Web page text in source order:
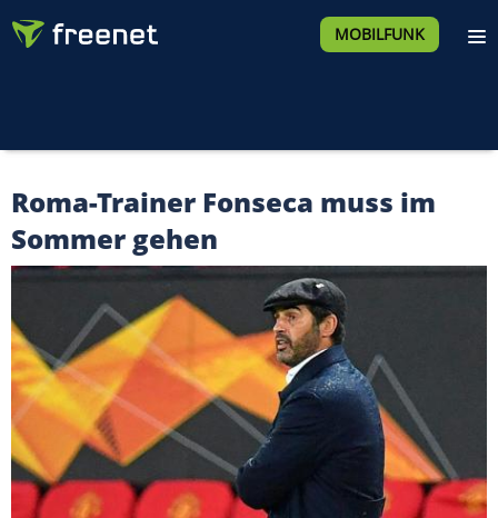
MOBILFUNK
Roma-Trainer Fonseca muss im
Sommer gehen